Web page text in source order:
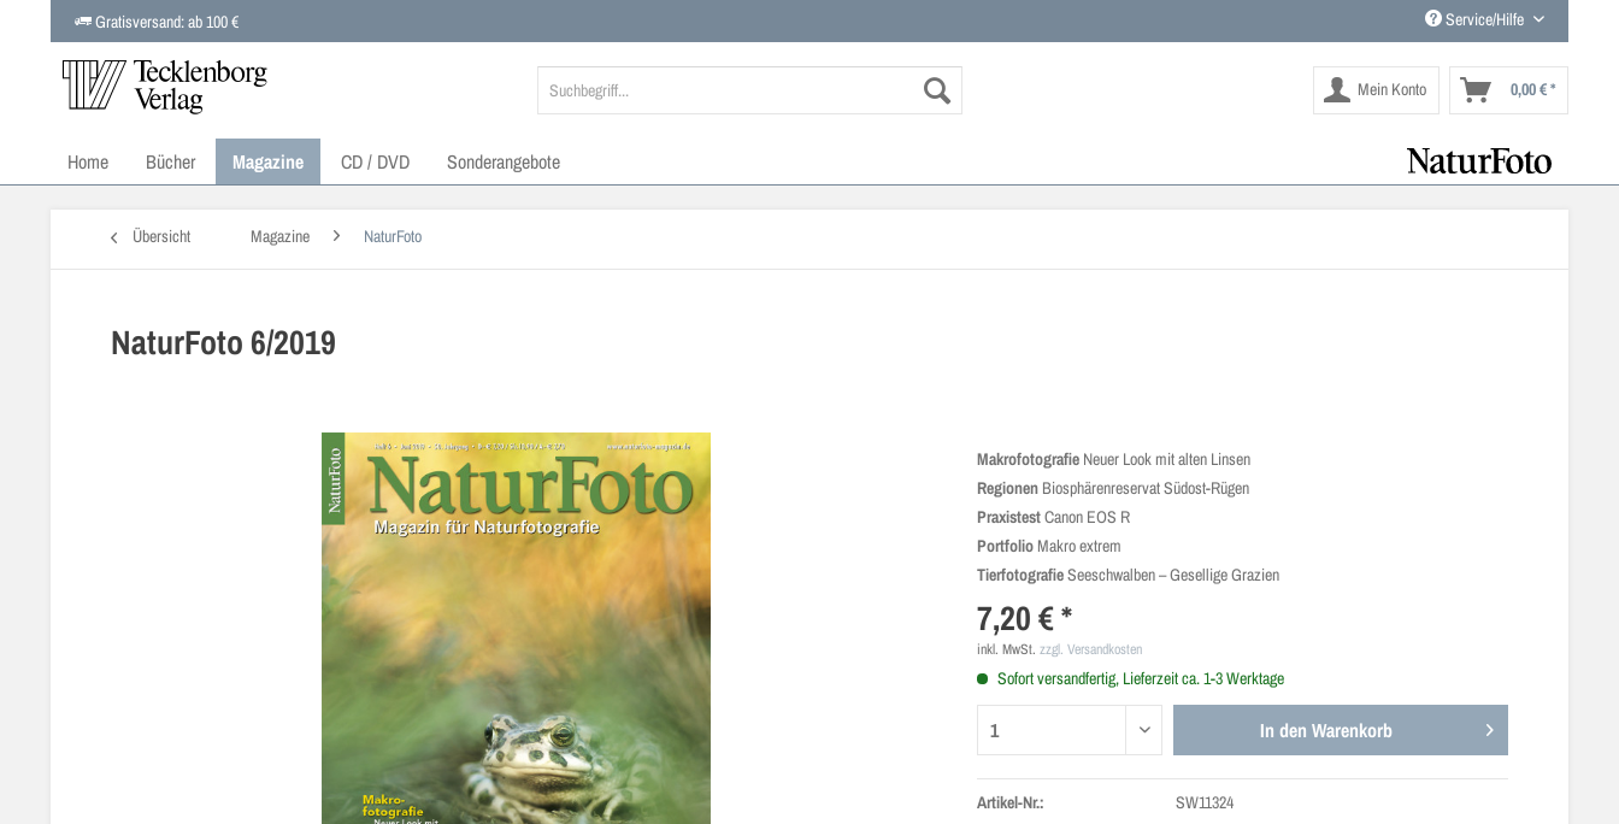
Gratisversand: ab 100 € Service/Hilfe
Mein Konto 0,00 € *
Home Bücher Magazine CD / DVD Sonderangebote
Übersicht Magazine NaturFoto
NaturFoto 6/2019
Makrofotografie Neuer Look mit alten Linsen
Regionen Biosphärenreservat Südost-Rügen
PraxistestCanon EOS R
Portfolio Makro extrem
TierfotografieSeeschwalben – Gesellige Grazien
7,20 € *
inkl. MwSt.zzgl. Versandkosten
Sofort versandfertig, Lieferzeit ca. 1-3 Werktage
In den Warenkorb
Artikel-Nr.: SW11324